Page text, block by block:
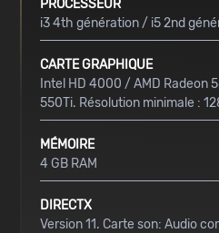
PROCESSEUR
i3 4th génération / i5 2nd
CARTE GRAPHIQUE
Intel HD 4000 / AMD Radeon
550Ti. Résolution minimale :
MÉMOIRE
4 GB RAM
DIRECTX
Version 11. Carte son: Audio